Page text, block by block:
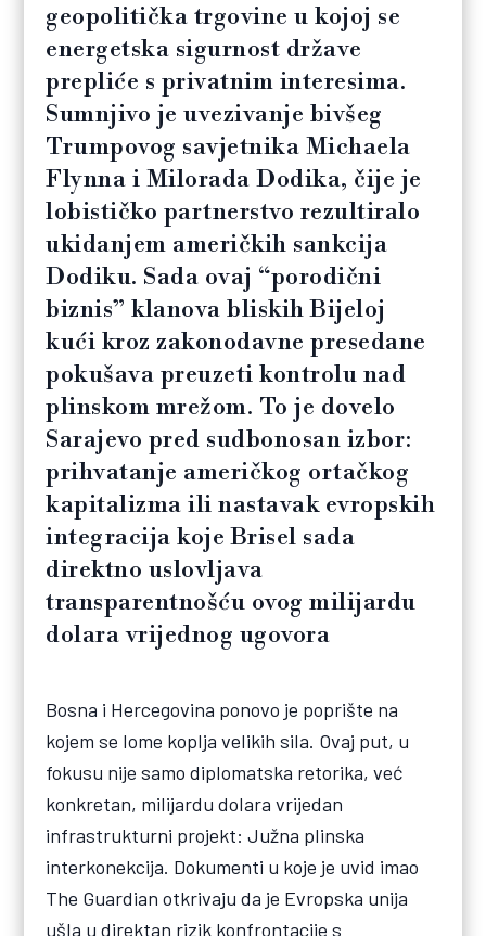
geopolitička trgovine u kojoj se
energetska sigurnost države
prepliće s privatnim interesima.
Sumnjivo je uvezivanje bivšeg
Trumpovog savjetnika Michaela
Flynna i Milorada Dodika, čije je
lobističko partnerstvo rezultiralo
ukidanjem američkih sankcija
Dodiku. Sada ovaj “porodični
biznis” klanova bliskih Bijeloj
kući kroz zakonodavne presedane
pokušava preuzeti kontrolu nad
plinskom mrežom. To je dovelo
Sarajevo pred sudbonosan izbor:
prihvatanje američkog ortačkog
kapitalizma ili nastavak evropskih
integracija koje Brisel sada
direktno uslovljava
transparentnošću ovog milijardu
dolara vrijednog ugovora
Bosna i Hercegovina ponovo je poprište na
kojem se lome koplja velikih sila. Ovaj put, u
fokusu nije samo diplomatska retorika, već
konkretan, milijardu dolara vrijedan
infrastrukturni projekt: Južna plinska
interkonekcija. Dokumenti u koje je uvid imao
The Guardian otkrivaju da je Evropska unija
ušla u direktan rizik konfrontacije s